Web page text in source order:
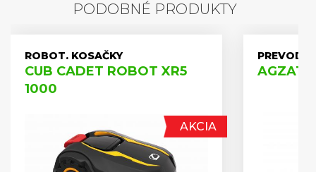
PODOBNÉ PRODUKTY
ROBOT. KOSAČKY
CUB CADET ROBOT XR5
1000
AKCIA
AGZAT